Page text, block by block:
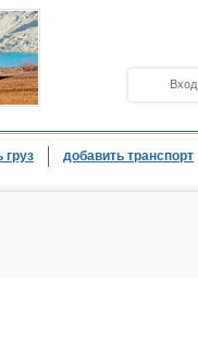
Вход
груз добавить транспорт